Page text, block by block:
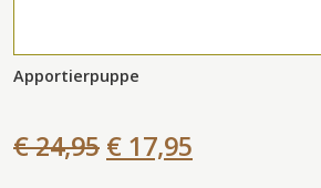
Apportierpuppe
€ 24,95 € 17,95